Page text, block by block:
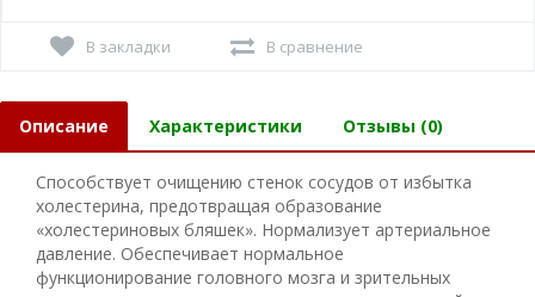
В закладки В сравнение
Описание Характеристики Отзывы (0)
Способствует очищению стенок сосудов от избытка
холестерина, предотвращая образование
«холестериновых бляшек». Нормализует артериальное
давление. Обеспечивает нормальное
функционирование головного мозга и зрительных